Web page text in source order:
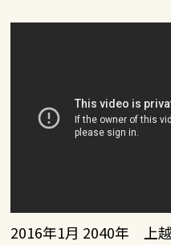
2016年1月 2040年 上